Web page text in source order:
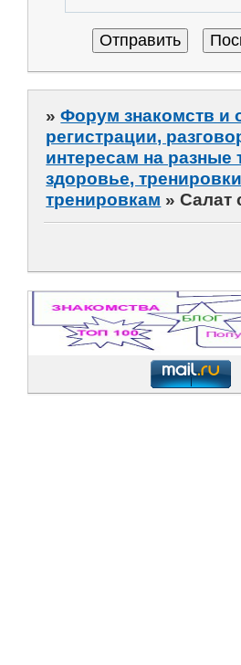
»Форум знакомств и
регистрации,
интересам на разные
здоровье,
тренировкам »Салат